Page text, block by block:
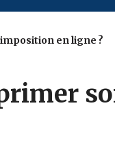
en ligne ?